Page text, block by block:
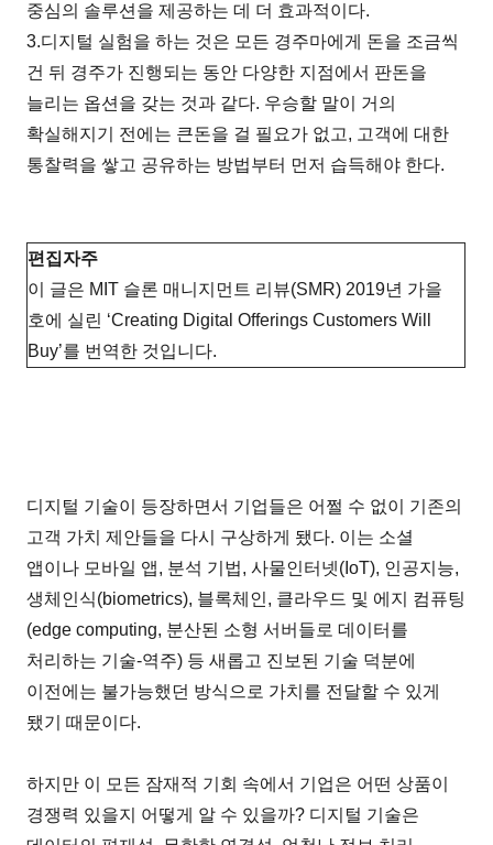
중심의 솔루션을 제공하는 데 더 효과적이다.
3.디지털 실험을 하는 것은 모든 경주마에게 돈을 조금씩
건 뒤 경주가 진행되는 동안 다양한 지점에서 판돈을
늘리는 옵션을 갖는 것과 같다. 우승할 말이 거의
확실해지기 전에는 큰돈을 걸 필요가 없고, 고객에 대한
통찰력을 쌓고 공유하는 방법부터 먼저 습득해야 한다.
편집자주
이 글은 MIT 슬론 매니지먼트 리뷰(SMR) 2019년 가을
호에 실린 ‘Creating Digital Offerings Customers Will
Buy’를 번역한 것입니다.
디지털 기술이 등장하면서 기업들은 어쩔 수 없이 기존의
고객 가치 제안들을 다시 구상하게 됐다. 이는 소셜
앱이나 모바일 앱, 분석 기법, 사물인터넷(IoT), 인공지능,
생체인식(biometrics), 블록체인, 클라우드 및 에지 컴퓨팅
(edge computing, 분산된 소형 서버들로 데이터를
처리하는 기술-역주) 등 새롭고 진보된 기술 덕분에
이전에는 불가능했던 방식으로 가치를 전달할 수 있게
됐기 때문이다.
하지만 이 모든 잠재적 기회 속에서 기업은 어떤 상품이
경쟁력 있을지 어떻게 알 수 있을까? 디지털 기술은